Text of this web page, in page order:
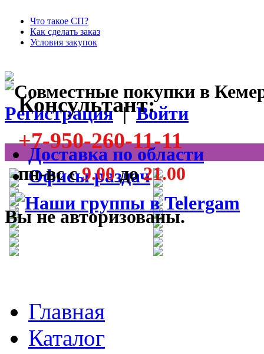
Что такое СП?
Как сделать заказ
Условия закупок
Консультант:
+7-950-260-11-11
пн-вс с9.00до21.00
Регистрация|Войти
Доставка по области
Офисы раздач
Вы не авторизованы.
Главная
Каталог